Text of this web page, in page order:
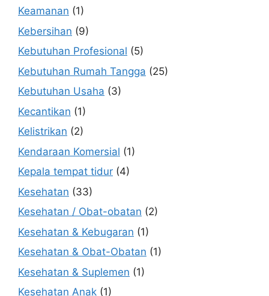
Keamanan (1)
Kebersihan (9)
Kebutuhan Profesional (5)
Kebutuhan Rumah Tangga (25)
Kebutuhan Usaha (3)
Kecantikan (1)
Kelistrikan (2)
Kendaraan Komersial (1)
Kepala tempat tidur (4)
Kesehatan (33)
Kesehatan / Obat-obatan (2)
Kesehatan & Kebugaran (1)
Kesehatan & Obat-Obatan (1)
Kesehatan & Suplemen (1)
Kesehatan Anak (1)